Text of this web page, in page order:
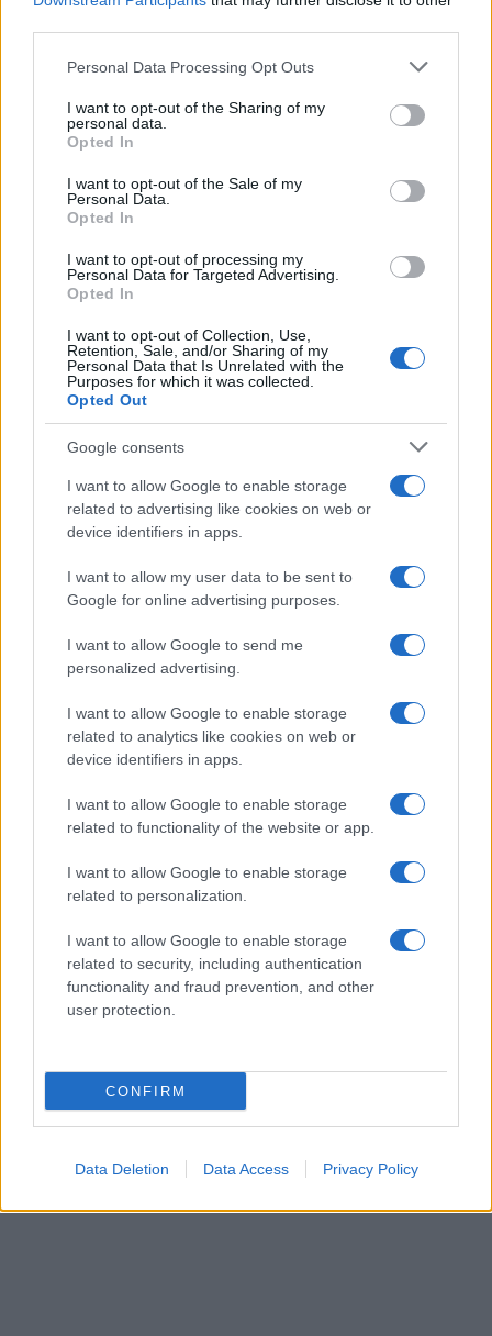
Please note that this website/app uses one or more Google
not limited to your visit or usage behaviour. You may click to
grant or deny consent to Google and its third-party tags to
use your data for below specified purposes in below Google
consent section.
Personal Data Processing Opt Outs
I want to opt-out of the Sharing of my
personal data.
Opted In
I want to opt-out of the Sale of my
Personal Data.
Opted In
I want to opt-out of processing my
Personal Data for Targeted Advertising.
Opted In
I want to opt-out of Collection, Use,
Retention, Sale, and/or Sharing of my
Personal Data that Is Unrelated with the
Purposes for which it was collected.
Opted Out
Google consents
I want to allow Google to enable storage
related to advertising like cookies on web or
device identifiers in apps.
I want to allow my user data to be sent to
Google for online advertising purposes.
I want to allow Google to send me
personalized advertising.
I want to allow Google to enable storage
related to analytics like cookies on web or
device identifiers in apps.
I want to allow Google to enable storage
related to functionality of the website or app.
I want to allow Google to enable storage
related to personalization.
I want to allow Google to enable storage
related to security, including authentication
functionality and fraud prevention, and other
user protection.
CONFIRM
Data Deletion Data Access Privacy Policy
aanpak voor de toekomst.
Ecologische impact van wolven
De terugkeer van de wolf naar de Veluwe kan
aanzienlijke gevolgen hebben voor het lokale
vragen oproept over biodiversiteit en natuurbeheer
in Nederland. Het is van belang om te begrijpen
hoe dergelijke veranderingen de natuurlijke balans
kunnen beïnvloeden.
Verbod op smartphones in scholen
Tot slot is er een voorstel van de liberale
democraten in Nederland om smartphones volledig
te verbieden op scholen. Dit onderwerp roept veel
onderwijs en het effect op de concentratie en
AUTEUR